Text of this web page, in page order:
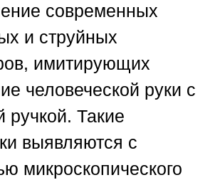
современных
и струйных
имитирующих
человеческой руки с
ручкой. Такие
выявляются с
микроскопического